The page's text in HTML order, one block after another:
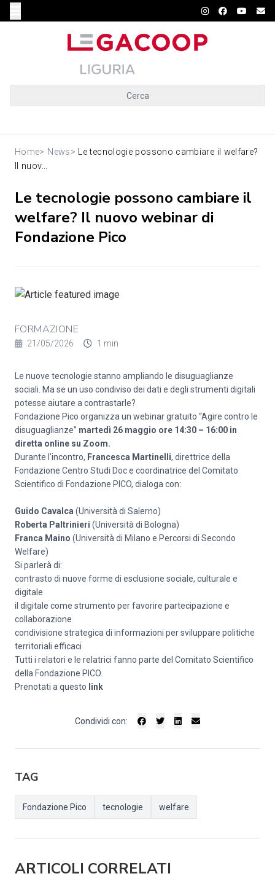
Cerca
Home> News> Le tecnologie possono cambiare il welfare?
Il nuov...
Le tecnologie possono cambiare il
welfare? Il nuovo webinar di
Fondazione Pico
FORMAZIONE
21/05/2026 1 min
Le nuove tecnologie stanno ampliando le disuguaglianze
sociali. Ma se un uso condiviso dei dati e degli strumenti digitali
potesse aiutare a contrastarle?
Fondazione Pico organizza un webinar gratuito “Agire contro le
disuguaglianze” martedì 26 maggio ore 14:30 – 16:00 in
diretta online su Zoom.
Durante l'incontro, Francesca Martinelli, direttrice della
Fondazione Centro Studi Doc e coordinatrice del Comitato
Scientifico di Fondazione PICO, dialoga con:
Guido Cavalca (Università di Salerno)
Roberta Paltrinieri (Università di Bologna)
Franca Maino (Università di Milano e Percorsi di Secondo
Welfare)
Si parlerà di:
contrasto di nuove forme di esclusione sociale, culturale e
digitale
il digitale come strumento per favorire partecipazione e
collaborazione
condivisione strategica di informazioni per sviluppare politiche
territoriali efficaci
Tutti i relatori e le relatrici fanno parte del Comitato Scientifico
della Fondazione PICO.
Prenotati a questo link
Condividi con:
TAG
Fondazione Pico tecnologie welfare
ARTICOLI CORRELATI